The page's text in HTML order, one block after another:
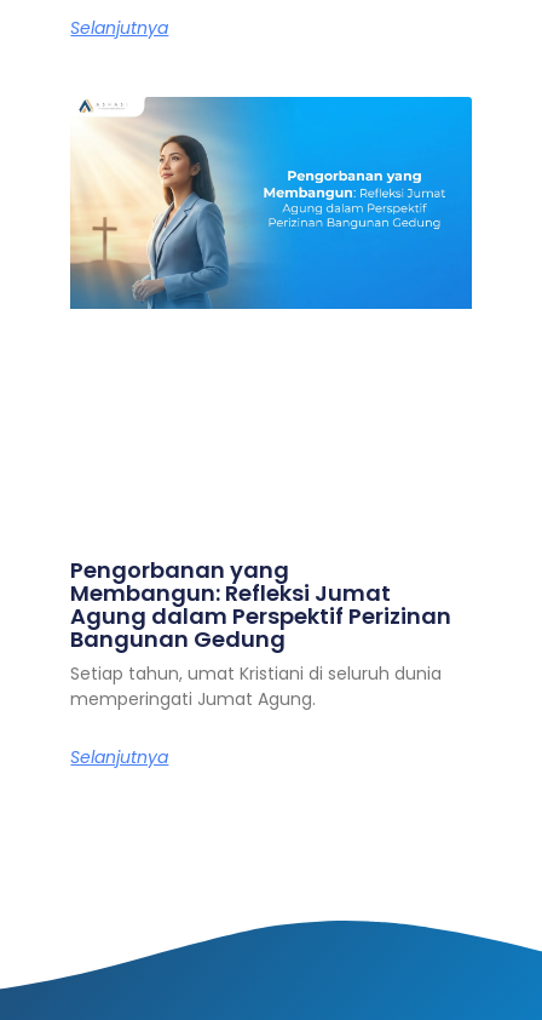
Selanjutnya
Pengorbanan yang
Membangun: Refleksi Jumat
Agung dalam Perspektif Perizinan
Bangunan Gedung
Setiap tahun, umat Kristiani di seluruh dunia
memperingati Jumat Agung.
Selanjutnya